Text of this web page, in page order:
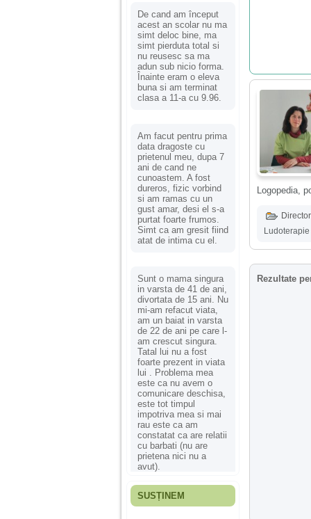
De cand am început
acest an scolar nu ma
simt deloc bine, ma
simt pierduta total si
nu reusesc sa ma
adun sub nicio forma.
Înainte eram o eleva
buna si am terminat
clasa a 11-a cu 9.96.
Am facut pentru prima
data dragoste cu
prietenul meu, dupa 7
ani de cand ne
cunoastem. A fost
dureros, fizic vorbind
si am ramas cu un
gust amar, desi el s-a
purtat foarte frumos.
Simt ca am gresit fiind
atat de intima cu el.
Sunt o mama singura
in varsta de 41 de ani,
divortata de 15 ani. Nu
mi-am refacut viata,
am un baiat in varsta
de 22 de ani pe care l-
am crescut singura.
Tatal lui nu a fost
foarte prezent in viata
lui . Problema mea
este ca nu avem o
comunicare deschisa,
este tot timpul
impotriva mea si mai
rau este ca am
constatat ca are relatii
cu barbati (nu are
prietena nici nu a
avut).
Fiica mea s-a nascut
SUSȚINEM
Logopedia,
Ludoterapie
Rezultate